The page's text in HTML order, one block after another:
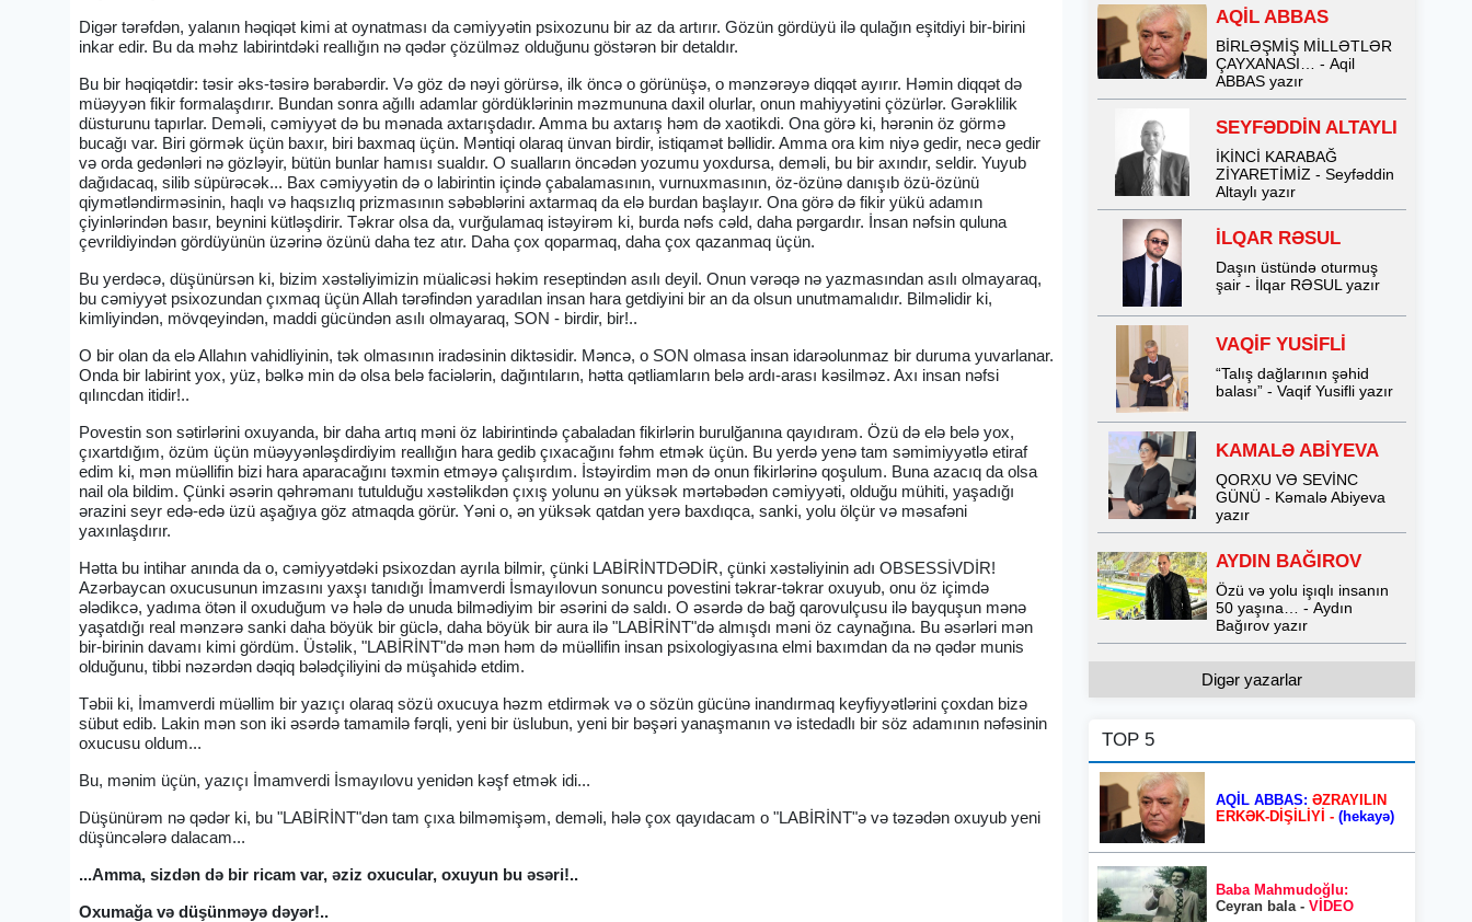
Digər tərəfdən, yalanın həqiqət kimi at oynatması da cəmiyyətin psixozunu bir az da artırır. Gözün gördüyü ilə qulağın eşitdiyi bir-birini
inkar edir. Bu da məhz labirintdəki reallığın nə qədər çözülməz olduğunu göstərən bir detaldır.
Bu bir həqiqətdir: təsir əks-təsirə bərabərdir. Və göz də nəyi görürsə, ilk öncə o görünüşə, o mənzərəyə diqqət ayırır. Həmin diqqət də
müəyyən fikir formalaşdırır. Bundan sonra ağıllı adamlar gördüklərinin məzmununa daxil olurlar, onun mahiyyətini çözürlər. Gərəklilik
düsturunu tapırlar. Deməli, cəmiyyət də bu mənada axtarışdadır. Amma bu axtarış həm də xaotikdi. Ona görə ki, hərənin öz görmə
bucağı var. Biri görmək üçün baxır, biri baxmaq üçün. Məntiqi olaraq ünvan birdir, istiqamət bəllidir. Amma ora kim niyə gedir, necə gedir
və orda gedənləri nə gözləyir, bütün bunlar hamısı sualdır. O sualların öncədən yozumu yoxdursa, deməli, bu bir axındır, seldir. Yuyub
dağıdacaq, silib süpürəcək... Bax cəmiyyətin də o labirintin içində çabalamasının, vurnuxmasının, öz-özünə danışıb özü-özünü
qiymətləndirməsinin, haqlı və haqsızlıq prizmasının səbəblərini axtarmaq da elə burdan başlayır. Ona görə də fikir yükü adamın
çiyinlərindən basır, beynini kütləşdirir. Təkrar olsa da, vurğulamaq istəyirəm ki, burda nəfs cəld, daha pərgardır. İnsan nəfsin quluna
çevrildiyindən gördüyünün üzərinə özünü daha tez atır. Daha çox qoparmaq, daha çox qazanmaq üçün.
Bu yerdəcə, düşünürsən ki, bizim xəstəliyimizin müalicəsi həkim reseptindən asılı deyil. Onun vərəqə nə yazmasından asılı olmayaraq,
bu cəmiyyət psixozundan çıxmaq üçün Allah tərəfindən yaradılan insan hara getdiyini bir an da olsun unutmamalıdır. Bilməlidir ki,
kimliyindən, mövqeyindən, maddi gücündən asılı olmayaraq, SON - birdir, bir!..
O bir olan da elə Allahın vahidliyinin, tək olmasının iradəsinin diktəsidir. Məncə, o SON olmasa insan idarəolunmaz bir duruma yuvarlanar.
Onda bir labirint yox, yüz, bəlkə min də olsa belə faciələrin, dağıntıların, hətta qətliamların belə ardı-arası kəsilməz. Axı insan nəfsi
qılıncdan itidir!..
Povestin son sətirlərini oxuyanda, bir daha artıq məni öz labirintində çabaladan fikirlərin burulğanına qayıdıram. Özü də elə belə yox,
çıxartdığım, özüm üçün müəyyənləşdirdiyim reallığın hara gedib çıxacağını fəhm etmək üçün. Bu yerdə yenə tam səmimiyyətlə etiraf
edim ki, mən müəllifin bizi hara aparacağını təxmin etməyə çalışırdım. İstəyirdim mən də onun fikirlərinə qoşulum. Buna azacıq da olsa
nail ola bildim. Çünki əsərin qəhrəmanı tutulduğu xəstəlikdən çıxış yolunu ən yüksək mərtəbədən cəmiyyəti, olduğu mühiti, yaşadığı
ərazini seyr edə-edə üzü aşağıya göz atmaqda görür. Yəni o, ən yüksək qatdan yerə baxdıqca, sanki, yolu ölçür və məsafəni
yaxınlaşdırır.
Hətta bu intihar anında da o, cəmiyyətdəki psixozdan ayrıla bilmir, çünki LABİRİNTDƏDİR, çünki xəstəliyinin adı OBSESSİVDİR!
Azərbaycan oxucusunun imzasını yaxşı tanıdığı İmamverdi İsmayılovun sonuncu povestini təkrar-təkrar oxuyub, onu öz içimdə
ələdikcə, yadıma ötən il oxuduğum və hələ də unuda bilmədiyim bir əsərini də saldı. O əsərdə də bağ qarovulçusu ilə bayquşun mənə
yaşatdığı real mənzərə sanki daha böyük bir güclə, daha böyük bir aura ilə "LABİRİNT"də almışdı məni öz caynağına. Bu əsərləri mən
bir-birinin davamı kimi gördüm. Üstəlik, "LABİRİNT"də mən həm də müəllifin insan psixologiyasına elmi baxımdan da nə qədər munis
olduğunu, tibbi nəzərdən dəqiq bələdçiliyini də müşahidə etdim.
Təbii ki, İmamverdi müəllim bir yazıçı olaraq sözü oxucuya həzm etdirmək və o sözün gücünə inandırmaq keyfiyyətlərini çoxdan bizə
sübut edib. Lakin mən son iki əsərdə tamamilə fərqli, yeni bir üslubun, yeni bir bəşəri yanaşmanın və istedadlı bir söz adamının nəfəsinin
oxucusu oldum...
Bu, mənim üçün, yazıçı İmamverdi İsmayılovu yenidən kəşf etmək idi...
Düşünürəm nə qədər ki, bu "LABİRİNT"dən tam çıxa bilməmişəm, deməli, hələ çox qayıdacam o "LABİRİNT"ə və təzədən oxuyub yeni
düşüncələrə dalacam...
...Amma, sizdən də bir ricam var, əziz oxucular, oxuyun bu əsəri!..
Oxumağa və düşünməyə dəyər!..
AQİL ABBAS
BİRLƏŞMİŞ MİLLƏTLƏR
ÇAYXANASI… - Aqil
ABBAS yazır
SEYFƏDDİN ALTAYLI
İKİNCİ KARABAĞ
ZİYARETİMİZ - Seyfəddin
Altaylı yazır
İLQAR RƏSUL
Daşın üstündə oturmuş
şair - İlqar RƏSUL yazır
VAQİF YUSİFLİ
“Talış dağlarının şəhid
balası” - Vaqif Yusifli yazır
KAMALƏ ABİYEVA
QORXU VƏ SEVİNC
GÜNÜ - Kəmalə Abiyeva
yazır
AYDIN BAĞIROV
Özü və yolu işıqlı insanın
50 yaşına… - Aydın
Bağırov yazır
Digər yazarlar
TOP 5
AQİL ABBAS: ƏZRAYILIN
ERKƏK-DİŞİLİYİ - (hekayə)
Baba Mahmudoğlu:
Ceyran bala - VİDEO